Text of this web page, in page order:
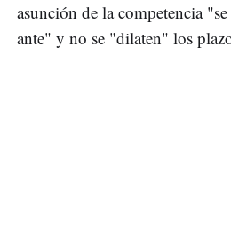
asunción de la competencia
ante" y no se "dilaten" los